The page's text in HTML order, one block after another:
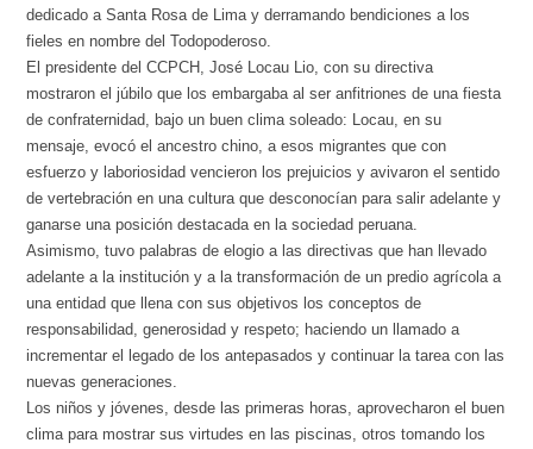
dedicado a Santa Rosa de Lima y derramando bendiciones a los
fieles en nombre del Todopoderoso.
El presidente del CCPCH, José Locau Lio, con su directiva
mostraron el júbilo que los embargaba al ser anfitriones de una fiesta
de confraternidad, bajo un buen clima soleado: Locau, en su
mensaje, evocó el ancestro chino, a esos migrantes que con
esfuerzo y laboriosidad vencieron los prejuicios y avivaron el sentido
de vertebración en una cultura que desconocían para salir adelante y
ganarse una posición destacada en la sociedad peruana.
Asimismo, tuvo palabras de elogio a las directivas que han llevado
adelante a la institución y a la transformación de un predio agrícola a
una entidad que llena con sus objetivos los conceptos de
responsabilidad, generosidad y respeto; haciendo un llamado a
incrementar el legado de los antepasados y continuar la tarea con las
nuevas generaciones.
Los niños y jóvenes, desde las primeras horas, aprovecharon el buen
clima para mostrar sus virtudes en las piscinas, otros tomando los